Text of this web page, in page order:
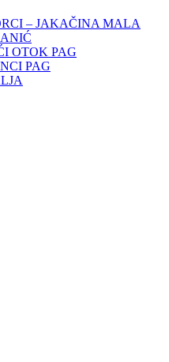
– JAKAČINA MALA
OTOK PAG
PAG